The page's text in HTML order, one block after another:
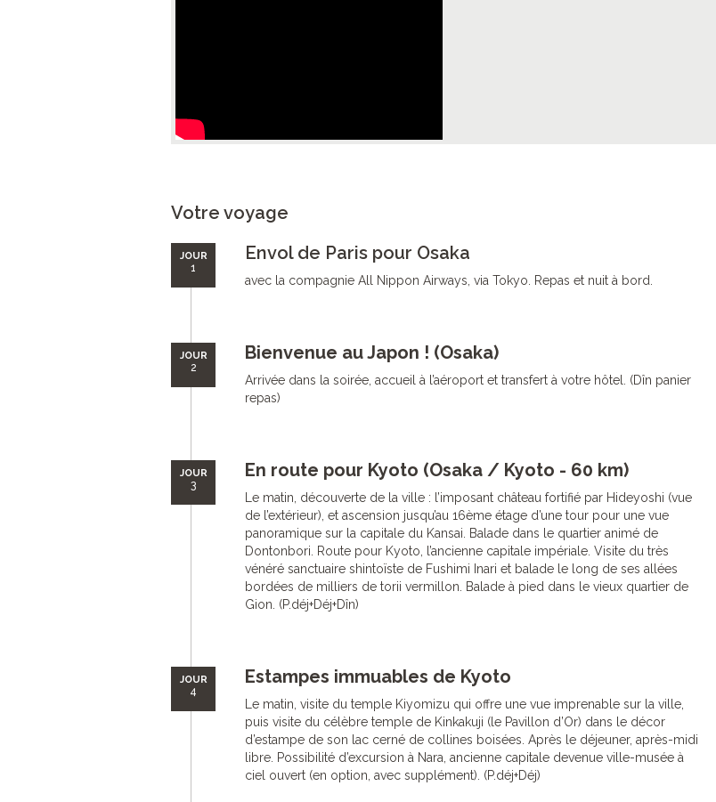
Votre voyage
JOUR
1
Envol de Paris pour Osaka
avec la compagnie All Nippon Airways, via Tokyo. Repas et nuit à bord.
JOUR
2
Bienvenue au Japon ! (Osaka)
Arrivée dans la soirée, accueil à l’aéroport et transfert à votre hôtel. (Dîn panier
repas)
JOUR
3
En route pour Kyoto (Osaka / Kyoto - 60 km)
Le matin, découverte de la ville : l’imposant château fortifié par Hideyoshi (vue
de l’extérieur), et ascension jusqu’au 16ème étage d’une tour pour une vue
panoramique sur la capitale du Kansai. Balade dans le quartier animé de
Dontonbori. Route pour Kyoto, l’ancienne capitale impériale. Visite du très
vénéré sanctuaire shintoïste de Fushimi Inari et balade le long de ses allées
bordées de milliers de torii vermillon. Balade à pied dans le vieux quartier de
Gion. (P.déj+Déj+Dîn)
JOUR
4
Estampes immuables de Kyoto
Le matin, visite du temple Kiyomizu qui offre une vue imprenable sur la ville,
puis visite du célèbre temple de Kinkakuji (le Pavillon d’Or) dans le décor
d’estampe de son lac cerné de collines boisées. Après le déjeuner, après-midi
libre. Possibilité d’excursion à Nara, ancienne capitale devenue ville-musée à
ciel ouvert (en option, avec supplément). (P.déj+Déj)